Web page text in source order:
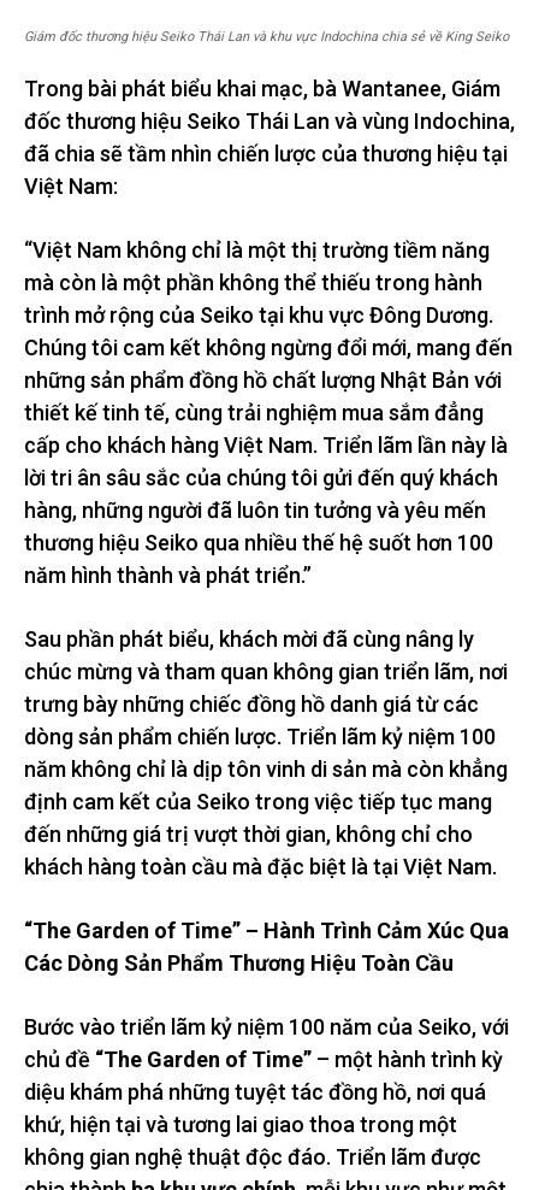
Giám đốc thương hiệu Seiko Thái Lan và khu vực Indochina chia sẻ về King Seiko
Trong bài phát biểu khai mạc, bà Wantanee, Giám
đốc thương hiệu Seiko Thái Lan và vùng Indochina,
đã chia sẽ tầm nhìn chiến lược của thương hiệu tại
Việt Nam:
“Việt Nam không chỉ là một thị trường tiềm năng
mà còn là một phần không thể thiếu trong hành
trình mở rộng của Seiko tại khu vực Đông Dương.
Chúng tôi cam kết không ngừng đổi mới, mang đến
những sản phẩm đồng hồ chất lượng Nhật Bản với
thiết kế tinh tế, cùng trải nghiệm mua sắm đẳng
cấp cho khách hàng Việt Nam. Triển lãm lần này là
lời tri ân sâu sắc của chúng tôi gửi đến quý khách
hàng, những người đã luôn tin tưởng và yêu mến
thương hiệu Seiko qua nhiều thế hệ suốt hơn 100
năm hình thành và phát triển.”
Sau phần phát biểu, khách mời đã cùng nâng ly
chúc mừng và tham quan không gian triển lãm, nơi
trưng bày những chiếc đồng hồ danh giá từ các
dòng sản phẩm chiến lược. Triển lãm kỷ niệm 100
năm không chỉ là dịp tôn vinh di sản mà còn khẳng
định cam kết của Seiko trong việc tiếp tục mang
đến những giá trị vượt thời gian, không chỉ cho
khách hàng toàn cầu mà đặc biệt là tại Việt Nam.
“The Garden of Time” – Hành Trình Cảm Xúc Qua
Các Dòng Sản Phẩm Thương Hiệu Toàn Cầu
Bước vào triển lãm kỷ niệm 100 năm của Seiko, với
chủ đề “The Garden of Time” – một hành trình kỳ
diệu khám phá những tuyệt tác đồng hồ, nơi quá
khứ, hiện tại và tương lai giao thoa trong một
không gian nghệ thuật độc đáo. Triển lãm được